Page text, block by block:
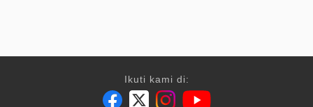
Ikuti kami di: